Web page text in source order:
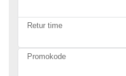
Retur time
Promokode